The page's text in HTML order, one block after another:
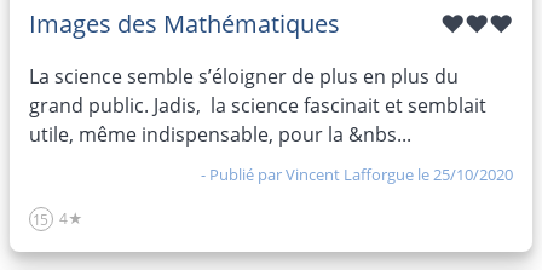
Images des Mathématiques ♥♥♥
La science semble s’éloigner de plus en plus du
grand public. Jadis, la science fascinait et semblait
utile, même indispensable, pour la &nbs...
- Publié parVincent Lafforgue le 25/10/2020
15 4★